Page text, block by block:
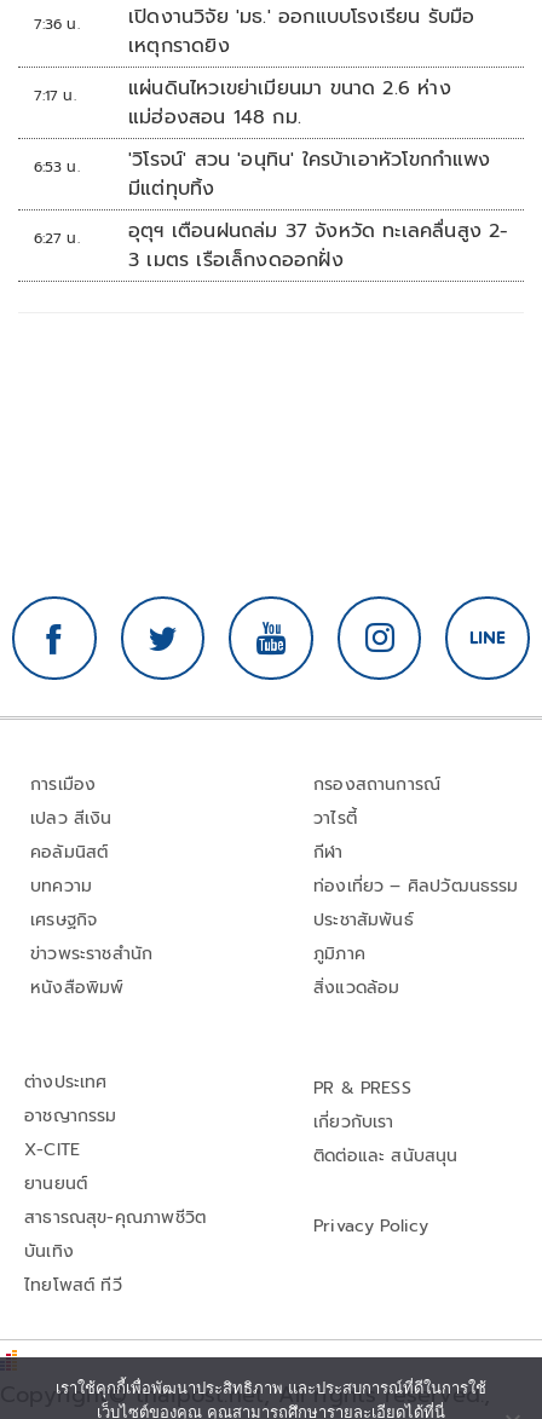
7:36 น.
เปิดงานวิจัย 'มธ.' ออกแบบโรงเรียน รับมือ
เหตุกราดยิง
7:17 น.
แผ่นดินไหวเขย่าเมียนมา ขนาด 2.6 ห่าง
แม่ฮ่องสอน 148 กม.
6:53 น.
'วิโรจน์' สวน 'อนุทิน' ใครบ้าเอาหัวโขกกำแพง
มีแต่ทุบทิ้ง
6:27 น.
อุตุฯ เตือนฝนถล่ม 37 จังหวัด ทะเลคลื่นสูง 2-
3 เมตร เรือเล็กงดออกฝั่ง
การเมือง
เปลว สีเงิน
คอลัมนิสต์
บทความ
เศรษฐกิจ
ข่าวพระราชสำนัก
หนังสือพิมพ์
กรองสถานการณ์
วาไรตี้
กีฬา
ท่องเที่ยว – ศิลปวัฒนธรรม
ประชาสัมพันธ์
ภูมิภาค
สิ่งแวดล้อม
ต่างประเทศ
อาชญากรรม
X-CITE
ยานยนต์
สาธารณสุข-คุณภาพชีวิต
บันเทิง
ไทยโพสต์ ทีวี
PR & PRESS
เกี่ยวกับเรา
ติดต่อและ สนับสนุน
Privacy Policy
Copyright© thaipost.net, All rights reserved.,
เราใช้คุกกี้เพื่อพัฒนาประสิทธิภาพ และประสบการณ์ที่ดีในการใช้
เว็บไซต์ของคุณ คุณสามารถศึกษารายละเอียดได้ที่นี่